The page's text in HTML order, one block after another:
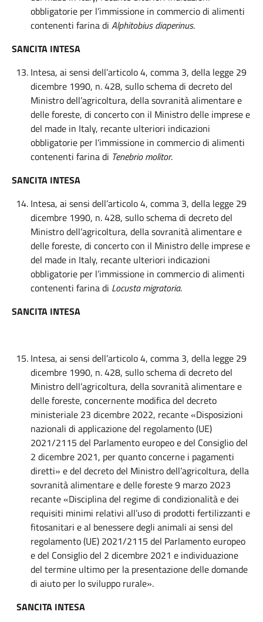
obbligatorie per l’immissione in commercio di alimenti
contenenti farina di Alphitobius diaperinus.
SANCITA INTESA
Intesa, ai sensi dell’articolo 4, comma 3, della legge 29
dicembre 1990, n. 428, sullo schema di decreto del
Ministro dell’agricoltura, della sovranità alimentare e
delle foreste, di concerto con il Ministro delle imprese e
del made in Italy, recante ulteriori indicazioni
obbligatorie per l’immissione in commercio di alimenti
contenenti farina di Tenebrio molitor.
SANCITA INTESA
Intesa, ai sensi dell’articolo 4, comma 3, della legge 29
dicembre 1990, n. 428, sullo schema di decreto del
Ministro dell’agricoltura, della sovranità alimentare e
delle foreste, di concerto con il Ministro delle imprese e
del made in Italy, recante ulteriori indicazioni
obbligatorie per l’immissione in commercio di alimenti
contenenti farina di Locusta migratoria.
SANCITA INTESA
Intesa, ai sensi dell’articolo 4, comma 3, della legge 29
dicembre 1990, n. 428, sullo schema di decreto del
Ministro dell’agricoltura, della sovranità alimentare e
delle foreste, concernente modifica del decreto
ministeriale 23 dicembre 2022, recante «Disposizioni
nazionali di applicazione del regolamento (UE)
2021/2115 del Parlamento europeo e del Consiglio del
2 dicembre 2021, per quanto concerne i pagamenti
diretti» e del decreto del Ministro dell’agricoltura, della
sovranità alimentare e delle foreste 9 marzo 2023
recante «Disciplina del regime di condizionalità e dei
requisiti minimi relativi all’uso di prodotti fertilizzanti e
fitosanitari e al benessere degli animali ai sensi del
regolamento (UE) 2021/2115 del Parlamento europeo
e del Consiglio del 2 dicembre 2021 e individuazione
del termine ultimo per la presentazione delle domande
di aiuto per lo sviluppo rurale».
SANCITA INTESA